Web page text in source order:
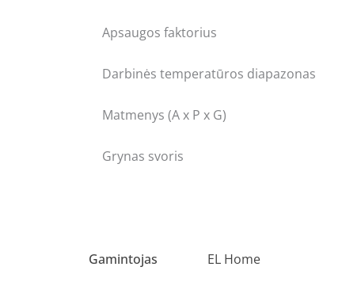
Apsaugos faktorius
Darbinės temperatūros diapazonas
Matmenys (A x P x G)
Grynas svoris
Gamintojas EL Home